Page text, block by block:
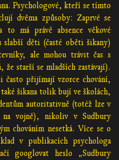
Psychologové, kteří se tímto
dvěma způsoby: Zaprvé se
má právě absence věkové
slabší děti (časté oběti šikany)
ale mohou trávit čas s
že starší se mladších zastávají).
často přijímají vzorce chování,
šikana tolik bují ve školách,
autoritativně (totéž lze v
na vojně), nikoliv v Sudbury
chováním nesetká. Více se o
v publikacích psychologa
googlovat heslo „Sudbury